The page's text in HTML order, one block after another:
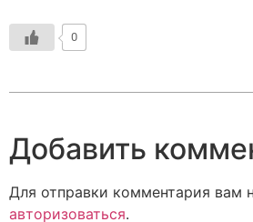
0
Добавить
Для отправки комментария вам
авторизоваться.